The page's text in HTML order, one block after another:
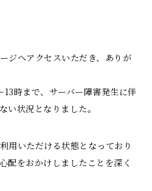
ジへアクセスいただき、ありが
時まで、サーバー障害発生に伴
い状況となりました。
用いただける状態となっており
配をおかけしましたことを深く